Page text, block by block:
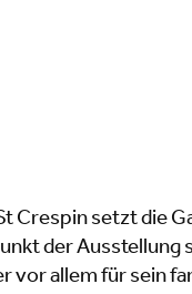
Crespin setzt die
der Ausstellung
vor allem für sein